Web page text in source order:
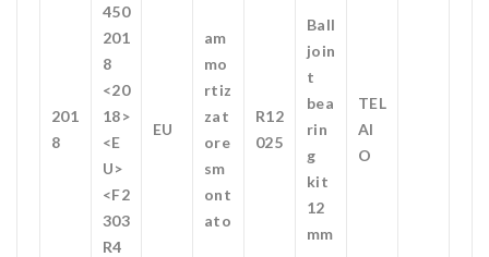
201
8
450
201
8
<20
18>
<E
U>
<F2
303
R4
EU
am
mo
rtiz
zat
ore
sm
ont
ato
R12
025
Ball
join
t
bea
rin
g
kit
12
mm
TEL
AI
O